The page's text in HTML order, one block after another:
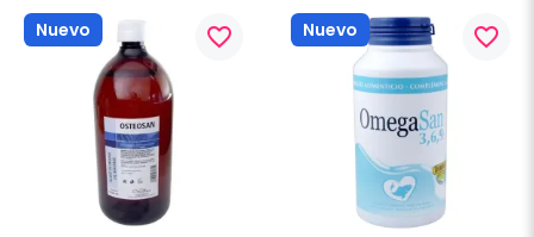
Nuevo favorite_border Nuevo favorite_border